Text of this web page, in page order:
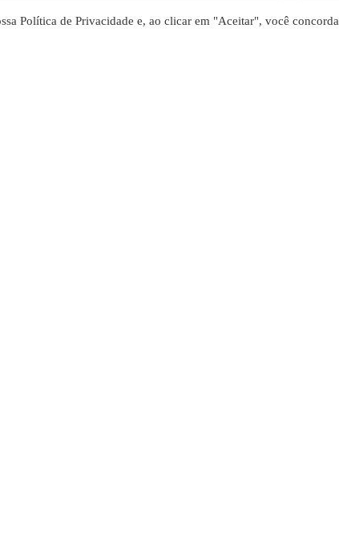
Aldolase
Política de Privacidade e, ao clicar em "Aceitar", você concorda